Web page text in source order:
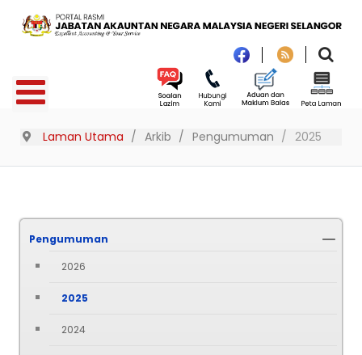
Laman Utama Arkib Pengumuman 2025
Pengumuman
2026
2025
2024